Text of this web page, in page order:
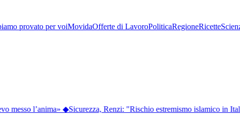
provato per voiMovidaOfferte di LavoroPoliticaRegioneRicette
messo l’anima»◆Sicurezza, Renzi: "Rischio estremismo islamico in